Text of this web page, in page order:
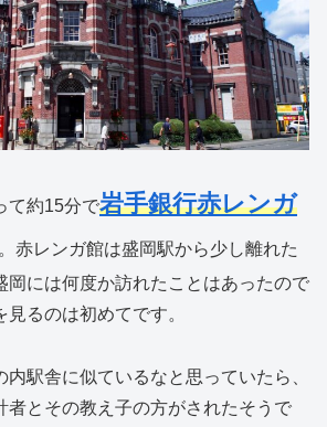
て約15分で岩手銀行赤レンガ
赤レンガ館は盛岡駅から少し離れた
岡には何度か訪れたことはあったので
るのは初めてです。
駅舎に似ているなと思っていたら、
者とその教え子の方がされたそうで